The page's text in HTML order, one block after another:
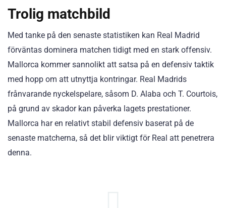
Trolig matchbild
Med tanke på den senaste statistiken kan Real Madrid
förväntas dominera matchen tidigt med en stark offensiv.
Mallorca kommer sannolikt att satsa på en defensiv taktik
med hopp om att utnyttja kontringar. Real Madrids
frånvarande nyckelspelare, såsom D. Alaba och T. Courtois,
på grund av skador kan påverka lagets prestationer.
Mallorca har en relativt stabil defensiv baserat på de
senaste matcherna, så det blir viktigt för Real att penetrera
denna.